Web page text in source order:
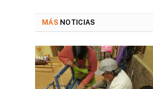
MÁS NOTICIAS